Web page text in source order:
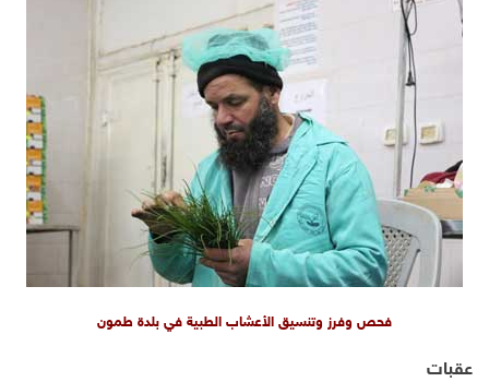
فحص وفرز وتنسيق الأعشاب الطبية في بلدة طمون
عقبات